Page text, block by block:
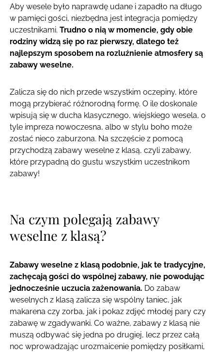
Aby wesele było naprawdę udane i zapadło na długo
w pamięci gości, niezbędna jest integracja pomiędzy
uczestnikami. Trudno o nią w momencie, gdy obie
rodziny widzą się po raz pierwszy, dlatego też
najlepszym sposobem na rozluźnienie atmosfery są
zabawy weselne.
Zalicza się do nich przede wszystkim oczepiny, które
mogą przybierać różnorodną formę. O ile doskonale
wpisują się w ducha klasycznego, wiejskiego wesela, o
tyle impreza nowoczesna, albo w stylu boho może
zostać nieco zaburzona. Na szczęście z pomocą
przychodzą zabawy weselne z klasą, czyli zabawy,
które przypadną do gustu wszystkim uczestnikom
zabawy!
Na czym polegają zabawy
weselne z klasą?
Zabawy weselne z klasą podobnie, jak te tradycyjne,
zachęcają gości do wspólnej zabawy, nie powodując
jednocześnie uczucia zażenowania. Do zabaw
weselnych z klasą zalicza się wspólny taniec, jak
makarena czy zorba, jak i pokaz zdjęć młodej pary czy
zabawę w zgadywanki. Co ważne, zabawy z klasą nie
muszą odbywać się jedna po drugiej, lecz przez całą
noc wprowadzając urozmaicenie pomiędzy posiłkami,